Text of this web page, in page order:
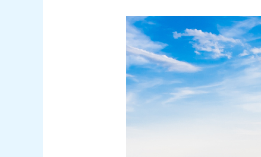
Vliegtickets
naar
Algiers